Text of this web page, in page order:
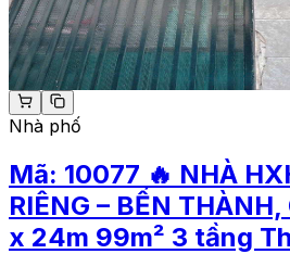
Nhà phố
Mã: 10077 🔥 NHÀ
RIÊNG – BẾN
x 24m 99m² 3 tầng